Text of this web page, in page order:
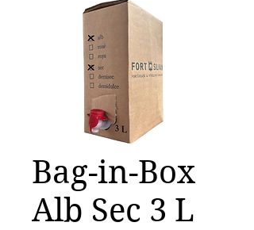
Bag-in-Box
Alb Sec 3 L